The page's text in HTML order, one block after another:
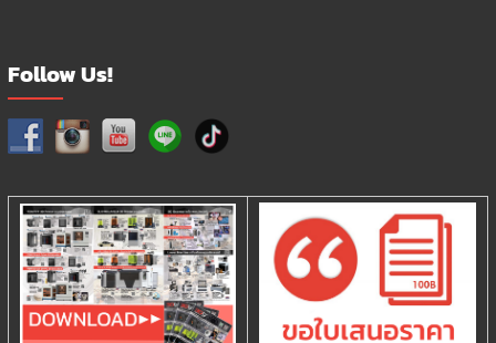
Follow Us!